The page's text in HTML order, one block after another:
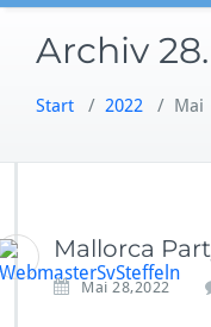
Archiv
Start / 2022 / Mai
Mallorca
Mai 28,2022